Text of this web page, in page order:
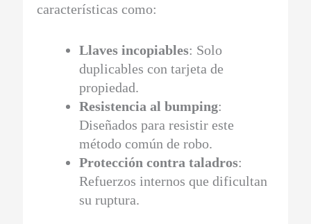
características como:
Llaves incopiables: Solo
duplicables con tarjeta de
propiedad.
Resistencia al bumping:
Diseñados para resistir este
método común de robo.
Protección contra taladros:
Refuerzos internos que dificultan
su ruptura.